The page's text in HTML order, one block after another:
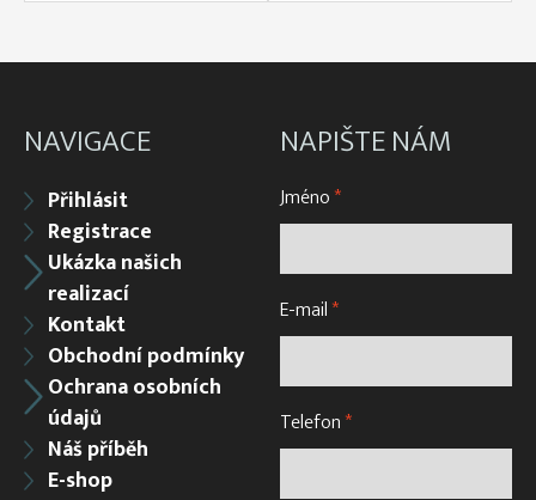
NAVIGACE
Přihlásit
Registrace
Ukázka našich
realizací
Kontakt
Obchodní podmínky
Ochrana osobních
údajů
Náš příběh
E-shop
NAPIŠTE NÁM
Jméno*
E-mail*
Telefon*